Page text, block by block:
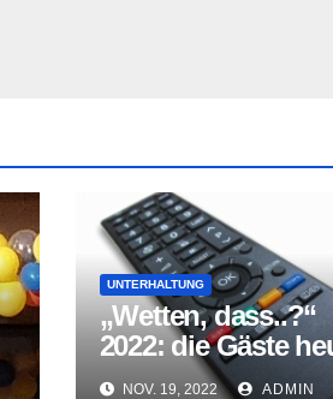
UNTERHALTUNG
„Wetten, dass..?“
2022: die Gäste
Abend
NOV. 19, 2022 ADMIN